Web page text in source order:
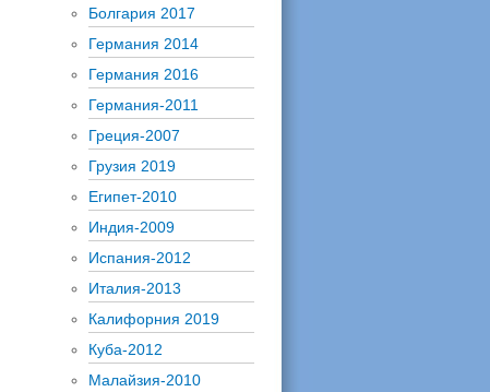
Болгария 2017
Германия 2014
Германия 2016
Германия-2011
Греция-2007
Грузия 2019
Египет-2010
Индия-2009
Испания-2012
Италия-2013
Калифорния 2019
Куба-2012
Малайзия-2010